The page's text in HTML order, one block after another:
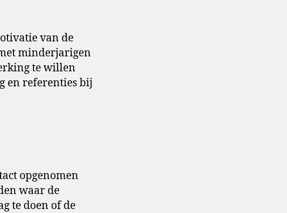
van de
minderjarigen
te willen
en referenties bij
opgenomen
waar de
te doen of de